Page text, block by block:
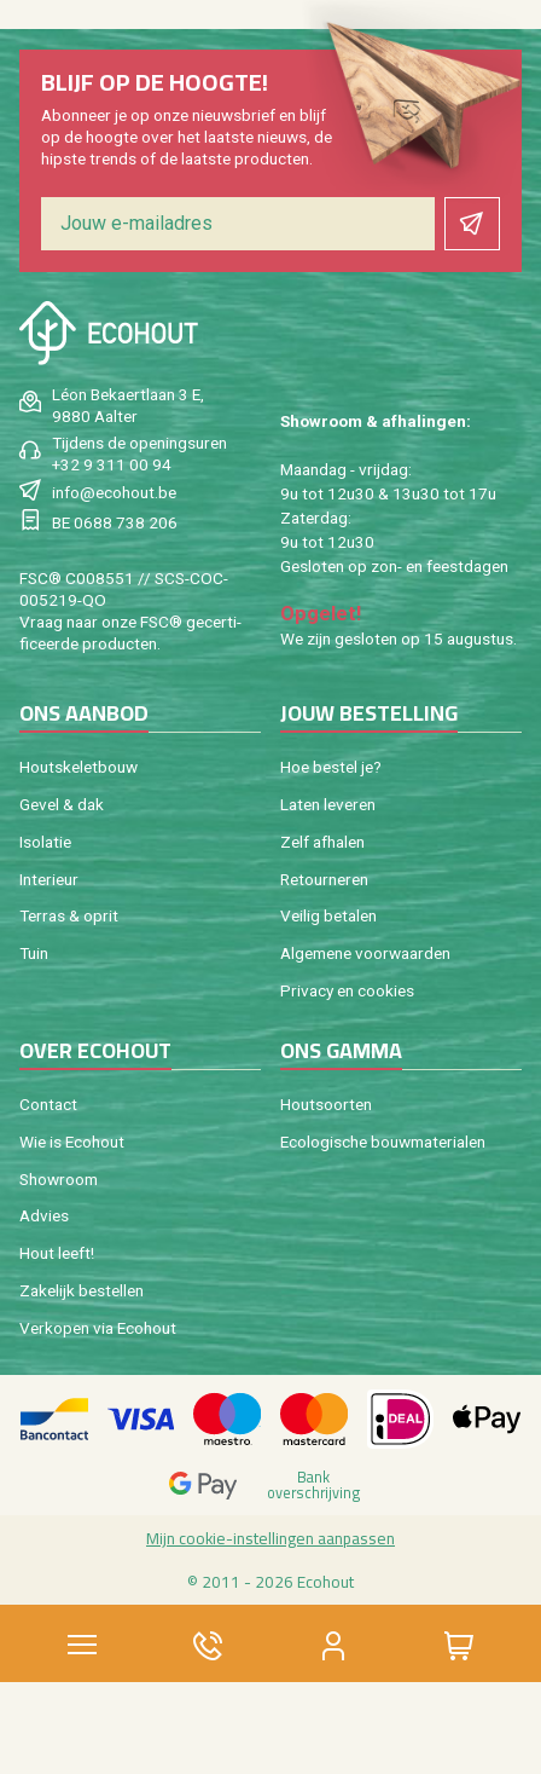
Léon Be­kaert­laan 3 E,
9880 Aal­ter
Tij­dens de ope­nings­uren
+32 9 311 00 94
info@​ecohout.​be
BE 0688 738 206
FSC® C008551 // SCS-COC-
005219-QO
Vraag naar onze FSC® ge­cer­ti­
fi­ceer­de pro­duc­ten.
Show­room & af­ha­lin­gen:
Maan­dag - vrij­dag:
9u tot 12u30 & 13u30 tot 17u
Za­ter­dag:
9u tot 12u30
Ge­slo­ten op zon- en feest­da­gen
Op­ge­let!
We zijn ge­slo­ten op 15 au­gus­tus.
BLIJF OP DE HOOG­TE!
Abon­neer je op onze nieuws­brief en blijf
op de hoog­te over het laat­ste nieuws, de
hip­s­te trends of de laat­ste pro­duc­ten.
ONS AAN­BOD
Houtske­let­bouw
Gevel & dak
Iso­la­tie
In­te­ri­eur
Ter­ras & oprit
Tuin
JOUW BE­STEL­LING
Hoe be­stel je?
Laten le­ve­ren
Zelf af­ha­len
Re­tour­ne­ren
Vei­lig be­ta­len
Al­ge­me­ne voor­waar­den
Pri­va­cy en coo­kies
OVER ECO­HOUT
Con­tact
Wie is Eco­hout
Show­room
Ad­vies
Hout leeft!
Za­ke­lijk be­stel­len
Ver­ko­pen via Eco­hout
ONS GAMMA
Hout­soor­ten
Eco­lo­gi­sche bouw­ma­te­ri­a­len
Bank
over­schrij­ving
Mijn coo­kie-in­stel­lin­gen aan­pas­sen
© 2011 - 2026 Eco­hout